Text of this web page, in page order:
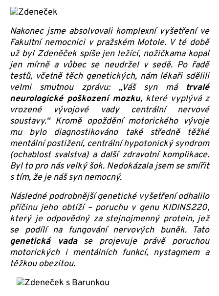
Nakonec jsme absolvovali komplexní vyšetření ve
Fakultní nemocnici v pražském Motole. V té době
už byl Zdeněček spíše jen ležící, nožičkama kopal
jen mírně a vůbec se neudržel v sedě. Po řadě
testů, včetně těch genetických, nám lékaři sdělili
velmi smutnou zprávu: „Váš syn má trvalé
neurologické poškození mozku, které vyplývá z
vrozené vývojové vady centrální nervové
soustavy.“ Kromě opoždění motorického vývoje
mu bylo diagnostikováno také středně těžké
mentální postižení, centrální hypotonický syndrom
(ochablost svalstva) a další zdravotní komplikace.
Byl to pro nás velký šok. Nedokázala jsem se smířit
s tím, že je náš syn nemocný.
Následné podrobnější genetické vyšetření odhalilo
příčinu jeho obtíží – poruchu v genu KIDINS220,
který je odpovědný za stejnojmenný protein, jež
se podílí na fungování nervových buněk. Tato
genetická vadase projevuje právě poruchou
motorických i mentálních funkcí, nystagmem a
těžkou obezitou.